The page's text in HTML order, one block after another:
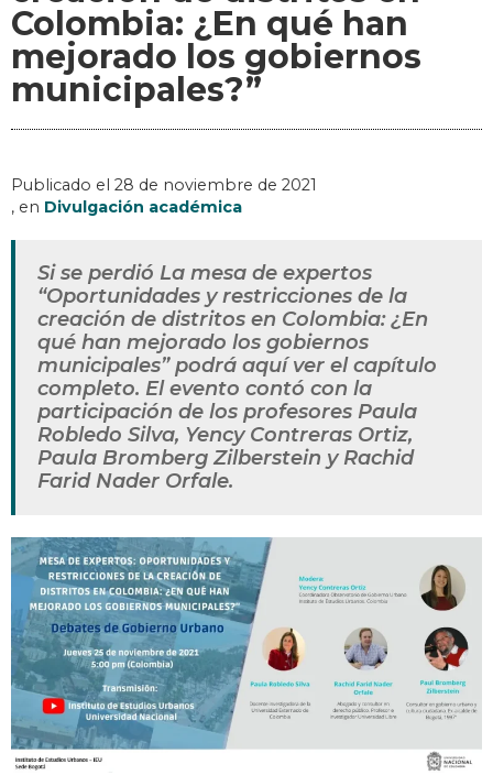
Colombia: ¿En qué han
mejorado los gobiernos
municipales?”
Publicado el 28 de noviembre de 2021
, en Divulgación académica
Si se perdió La mesa de expertos
“Oportunidades y restricciones de la
creación de distritos en Colombia: ¿En
qué han mejorado los gobiernos
municipales” podrá aquí ver el capítulo
completo. El evento contó con la
participación de los profesores Paula
Robledo Silva, Yency Contreras Ortiz,
Paula Bromberg Zilberstein y Rachid
Farid Nader Orfale.